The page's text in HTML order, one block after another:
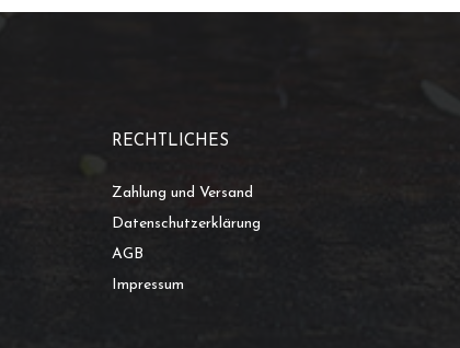
RECHTLICHES
Zahlung und Versand
Datenschutzerklärung
AGB
Impressum